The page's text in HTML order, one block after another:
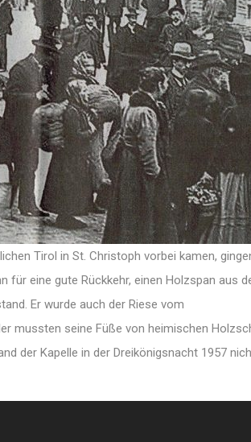
Tirol in St. Christoph vorbei kamen,
für eine gute Rückkehr, einen Holzspan aus
Er wurde auch der Riese vom
mussten seine Füße von heimischen
der Kapelle in der Dreikönigsnacht 1957